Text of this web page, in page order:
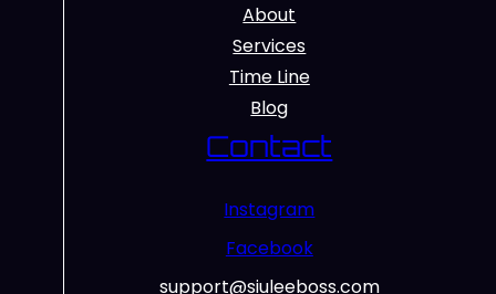
About
Services
Time Line
Blog
Contact
Instagram
Facebook
support@siuleeboss.com